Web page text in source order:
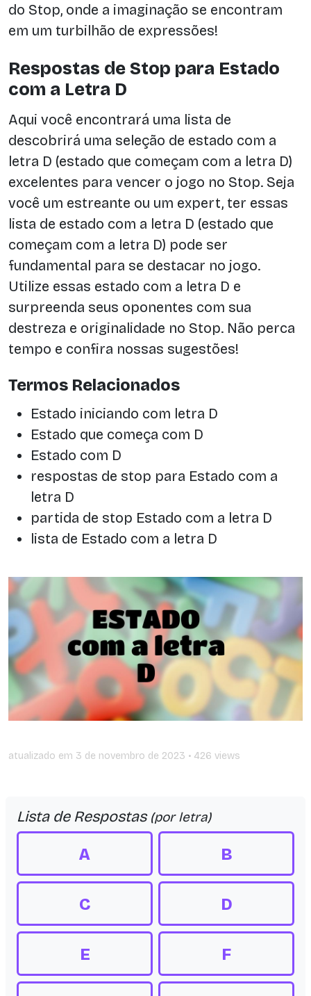
do Stop, onde a imaginação se encontram
em um turbilhão de expressões!
Respostas de Stop para Estado
com a Letra D
Aqui você encontrará uma lista de
descobrirá uma seleção de estado com a
letra D (estado que começam com a letra D)
excelentes para vencer o jogo no Stop. Seja
você um estreante ou um expert, ter essas
lista de estado com a letra D (estado que
começam com a letra D) pode ser
fundamental para se destacar no jogo.
Utilize essas estado com a letra D e
surpreenda seus oponentes com sua
destreza e originalidade no Stop. Não perca
tempo e confira nossas sugestões!
Termos Relacionados
Estado iniciando com letra D
Estado que começa com D
Estado com D
respostas de stop para Estado com a
letra D
partida de stop Estado com a letra D
lista de Estado com a letra D
atualizado em 3 de novembro de 2023 • 426 views
Lista de Respostas (por letra)
A B
C D
E F